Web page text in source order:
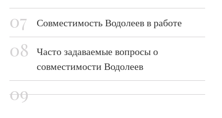
Совместимость Водолеев в работе
Часто задаваемые вопросы о
совместимости Водолеев